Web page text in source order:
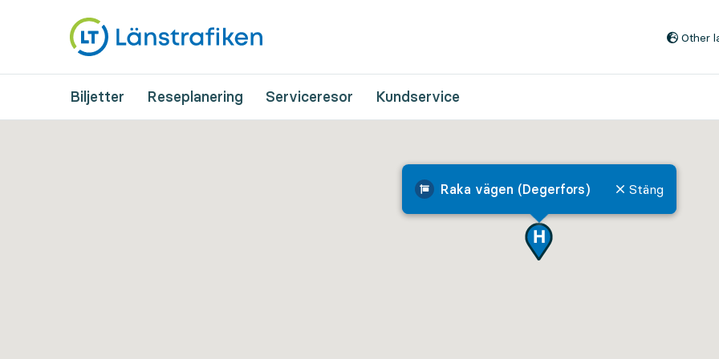
Other
Biljetter Reseplanering Serviceresor Kundservice
Raka vägen (Degerfors) Stäng